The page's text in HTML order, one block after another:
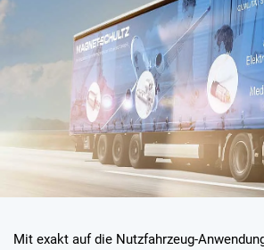
Mit exakt auf die Nutzfahrzeug-